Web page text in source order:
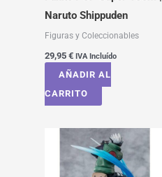
Naruto Shippuden
Figuras y Coleccionables
29,95 € IVA Incluído
AÑADIR AL
CARRITO